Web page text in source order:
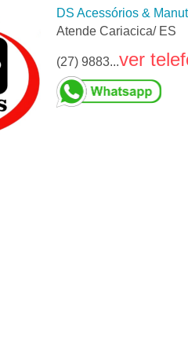
DS Acessórios &
Atende Cariacica/ ES
(27) 9883...ver